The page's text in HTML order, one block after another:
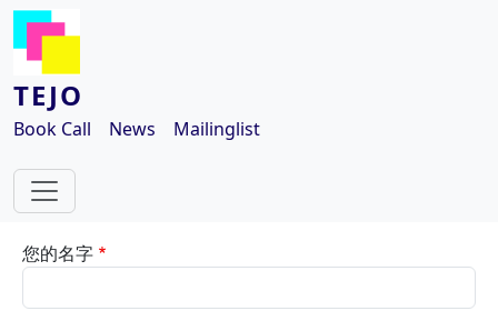
跳转到主要内容
TEJO
Book Call News Mailinglist
您的名字